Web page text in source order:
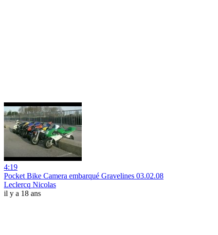
4:19
Pocket Bike Camera embarqué Gravelines 03.02.08
Leclercq Nicolas
il y a 18 ans